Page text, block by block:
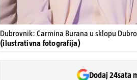
Dubrovnik: Carmina Burana u sklopu
(ilustrativna fotografija)
Dodaj 24sata